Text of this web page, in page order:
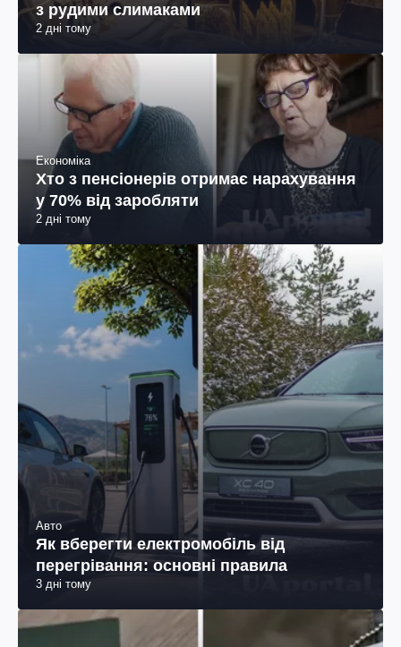
з рудими слимаками
2 дні тому
Економіка
Хто з пенсіонерів отримає нарахування
у 70% від заробляти
2 дні тому
Авто
Як вберегти електромобіль від
перегрівання: основні правила
3 дні тому